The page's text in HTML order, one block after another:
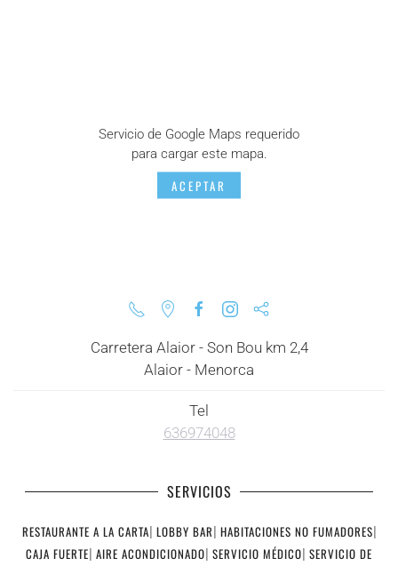
Servicio de Google Maps requerido
para cargar este mapa.
ACEPTAR
Carretera Alaior - Son Bou km 2,4
Alaior - Menorca
Tel
636974048
SERVICIOS
RESTAURANTE A LA CARTA| LOBBY BAR| HABITACIONES NO FUMADORES|
CAJA FUERTE| AIRE ACONDICIONADO| SERVICIO MÉDICO| SERVICIO DE